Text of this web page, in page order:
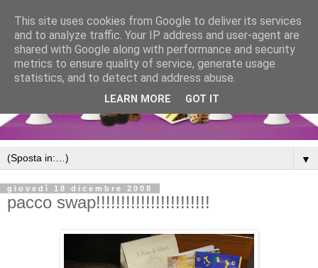
▼
giovedì 18 dicembre 2008
pacco swap!!!!!!!!!!!!!!!!!!!!!!!
This site uses cookies from Google to deliver its services
and to analyze traffic. Your IP address and user-agent are
shared with Google along with performance and security
metrics to ensure quality of service, generate usage
statistics, and to detect and address abuse.
LEARN MORE GOT IT